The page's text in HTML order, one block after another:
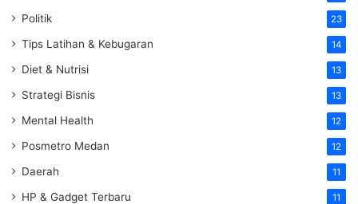
Politik 23
Tips Latihan & Kebugaran 14
Diet & Nutrisi 13
Strategi Bisnis 13
Mental Health 12
Posmetro Medan 12
Daerah 11
HP & Gadget Terbaru 11